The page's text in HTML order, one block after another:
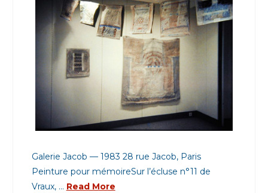
Galerie Jacob — 1983 28 rue Jacob, Paris
Peinture pour mémoireSur l’écluse n°11 de
Vraux, … Read More